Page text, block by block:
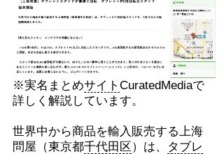
※実名まとめサイト CuratedMediaで
詳しく解説しています。
世界中から商品を輸入販売する上海
問屋（東京都千代田区）は、
タブレ